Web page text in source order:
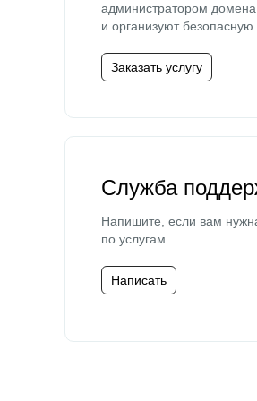
администратором
и организуют безопасную
Заказать услугу
Служба
Напишите, если вам
по услугам.
Написать